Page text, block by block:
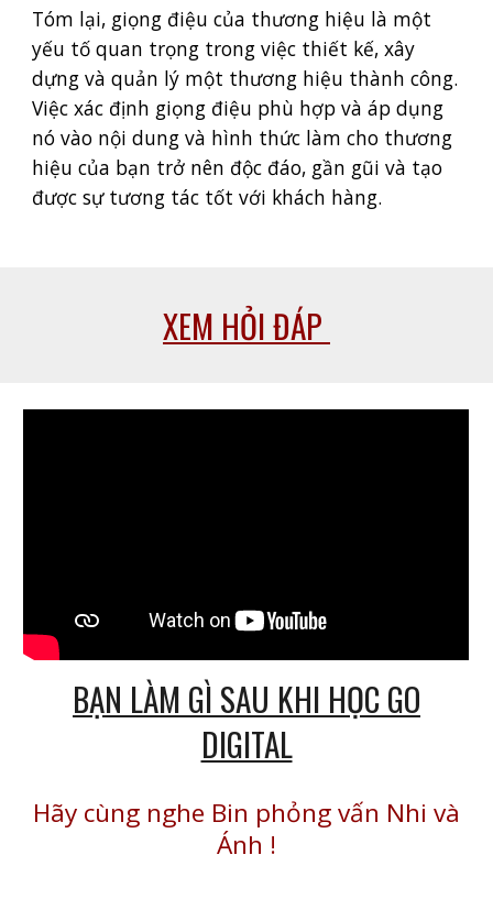
Tóm lại, giọng điệu của thương hiệu là một
yếu tố quan trọng trong việc thiết kế, xây
dựng và quản lý một thương hiệu thành công.
Việc xác định giọng điệu phù hợp và áp dụng
nó vào nội dung và hình thức làm cho thương
hiệu của bạn trở nên độc đáo, gần gũi và tạo
được sự tương tác tốt với khách hàng.
XEM HỎI ĐÁP
BẠN LÀM GÌ SAU KHI HỌC GO
DIGITAL
Hãy cùng nghe Bin phỏng vấn Nhi và
Ánh !